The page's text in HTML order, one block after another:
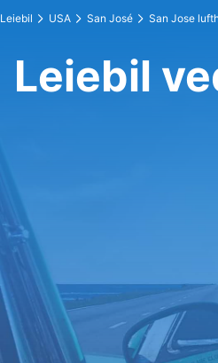
Leiebil USA San José San Jose
Leiebil